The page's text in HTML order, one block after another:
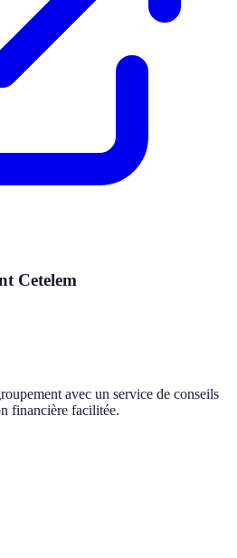
Cetelem
avec un service de conseils
financière facilitée.